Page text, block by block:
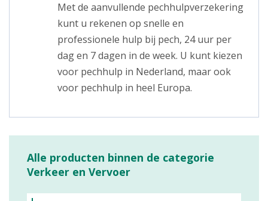
Met de aanvullende pechhulpverzekering
kunt u rekenen op snelle en
professionele hulp bij pech, 24 uur per
dag en 7 dagen in de week. U kunt kiezen
voor pechhulp in Nederland, maar ook
voor pechhulp in heel Europa.
Alle producten binnen de categorie
Verkeer en Vervoer